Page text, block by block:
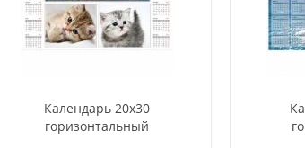
Календарь 20x30
горизонтальный